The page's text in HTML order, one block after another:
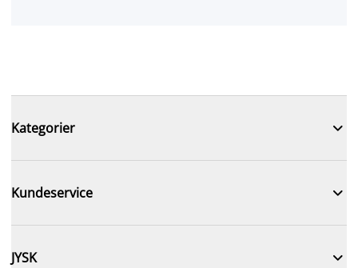
Kategorier 
Kundeservice 
JYSK 